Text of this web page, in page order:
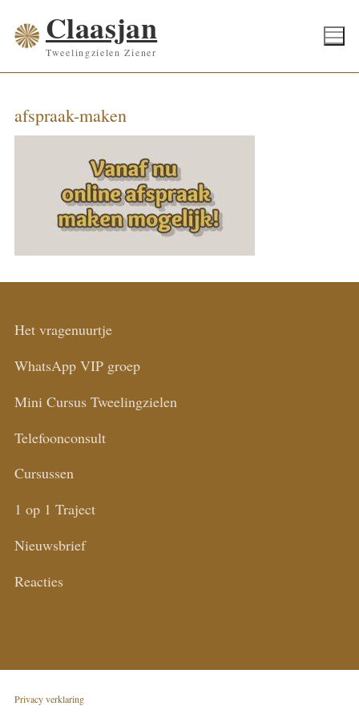
naar
Claasjan
Tweelingzielen Ziener
afspraak-maken
Het vragenuurtje
WhatsApp VIP groep
Mini Cursus Tweelingzielen
Telefoonconsult
Cursussen
1 op 1 Traject
Nieuwsbrief
Reacties
Privacy verklaring